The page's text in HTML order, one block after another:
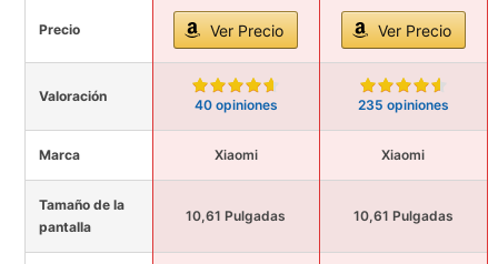
Precio Ver Precio Ver Precio
Valoración
40 opiniones 235 opiniones
Marca Xiaomi Xiaomi
Tamaño de la
pantalla
10,61 Pulgadas 10,61 Pulgadas